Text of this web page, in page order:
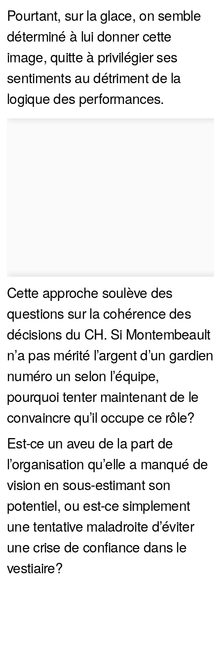
Pourtant, sur la glace, on semble
déterminé à lui donner cette
image, quitte à privilégier ses
sentiments au détriment de la
logique des performances.
Cette approche soulève des
questions sur la cohérence des
décisions du CH. Si Montembeault
n’a pas mérité l’argent d’un gardien
numéro un selon l’équipe,
pourquoi tenter maintenant de le
convaincre qu’il occupe ce rôle?
Est-ce un aveu de la part de
l’organisation qu’elle a manqué de
vision en sous-estimant son
potentiel, ou est-ce simplement
une tentative maladroite d’éviter
une crise de confiance dans le
vestiaire?